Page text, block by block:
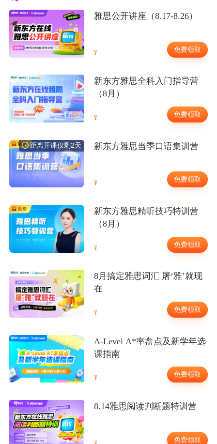
雅思公开讲座（8.17-8.26）
免费领取
新东方雅思全科入门指导营
（8月）
免费领取
距离开课仅剩2天 新东方雅思当季口语集训营
免费领取
新东方雅思精听技巧特训营
（8月）
免费领取
8月搞定雅思词汇 屠‘雅’就现
在
免费领取
A-Level A*率盘点及新学年选
课指南
免费领取
8.14雅思阅读判断题特训营
免费领取